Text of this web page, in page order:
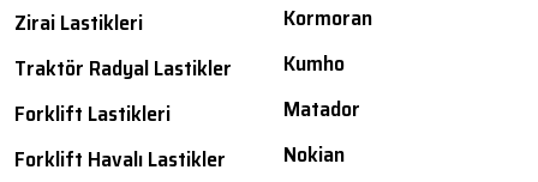
Zirai Lastikleri
Traktör Radyal Lastikler
Forklift Lastikleri
Forklift Havalı Lastikler
Kormoran
Kumho
Matador
Nokian